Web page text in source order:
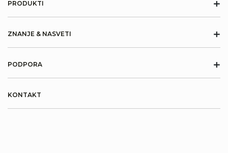
PRODUKTI +
ZNANJE & NASVETI +
PODPORA +
KONTAKT